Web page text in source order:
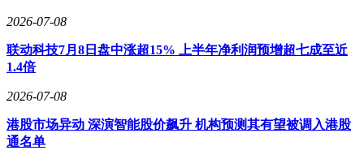
保值率的高低直接关系到运营成本的高低。这类车辆由于行驶
里程长、损耗大，通常需要定期更新换代，因此选择保值率高
的车型可以有效降低长期运营成本。而对于家庭自用且使用频
率较低的车辆，保值率的影响相对较小，但仍需纳入考虑范
围。
市场环境和汽车行业的发展趋势同样对购车决策产生重要影
响。当某类车型在市场上供不应求时，其保值率往往会上升。
2026-07-08
联动科技7月8日盘中涨超15% 上半年净利润预增超七成至近
1.4倍
2026-07-08
港股市场异动 深演智能股价飙升 机构预测其有望被调入港股
通名单